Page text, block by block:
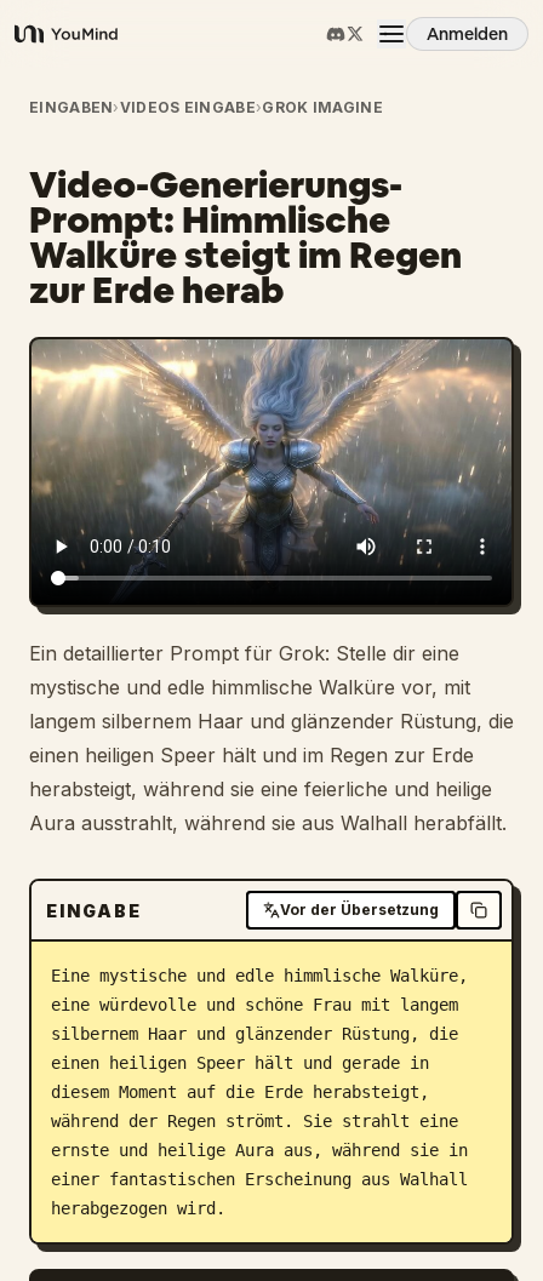
YouMind
Anmelden
Übersicht
Anwendungsfälle
Fähigkeiten
Prompts
Preise
Download
Blog
Updates
EINGABEN›VIDEOS EINGABE›GROK IMAGINE
Video-Generierungs-
Prompt: Himmlische
Walküre steigt im Regen
zur Erde herab
Ein detaillierter Prompt für Grok: Stelle dir eine
mystische und edle himmlische Walküre vor, mit
langem silbernem Haar und glänzender Rüstung, die
einen heiligen Speer hält und im Regen zur Erde
herabsteigt, während sie eine feierliche und heilige
Aura ausstrahlt, während sie aus Walhall herabfällt.
EINGABE Vor der Übersetzung
Eine mystische und edle himmlische Walküre,
eine würdevolle und schöne Frau mit langem
silbernem Haar und glänzender Rüstung, die
einen heiligen Speer hält und gerade in
diesem Moment auf die Erde herabsteigt,
während der Regen strömt. Sie strahlt eine
ernste und heilige Aura aus, während sie in
einer fantastischen Erscheinung aus Walhall
herabgezogen wird.